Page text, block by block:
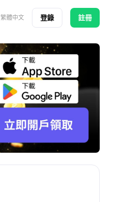
繁體中文 登錄 註冊